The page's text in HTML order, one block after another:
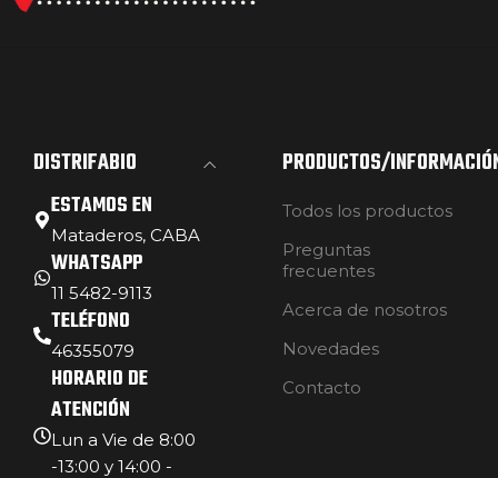
DISTRIFABIO
ESTAMOS EN
Mataderos, CABA
WHATSAPP
11 5482-9113
TELÉFONO
46355079
HORARIO DE
ATENCIÓN
Lun a Vie de 8:00
-13:00 y 14:00 -
PRODUCTOS/
Todos los productos
Preguntas
frecuentes
Acerca de nosotros
Novedades
Contacto